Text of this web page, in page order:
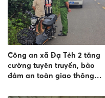
Công an xã Đạ Tẻh 2 tăng
cường tuyên truyền, bảo
đảm an toàn giao thông